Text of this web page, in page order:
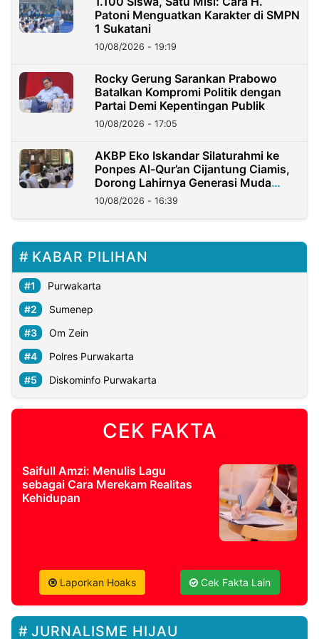
Patoni Menguatkan Karakter di SMPN
1 Sukatani
10/08/2026 - 19:19
Rocky Gerung Sarankan Prabowo
Batalkan Kompromi Politik dengan
Partai Demi Kepentingan Publik
10/08/2026 - 17:05
AKBP Eko Iskandar Silaturahmi ke
Ponpes Al-Qur’an Cijantung Ciamis,
Dorong Lahirnya Generasi Muda
Berkarakter
10/08/2026 - 16:39
KABAR PILIHAN
Purwakarta
Sumenep
Om Zein
Polres Purwakarta
Diskominfo Purwakarta
CEK FAKTA
Saifull Amzi: Menulis Lagu
sebagai Cara Merekam Realitas
Kehidupan
Laporkan Hoaks Cek Fakta Lain
JURNALISME HIJAU